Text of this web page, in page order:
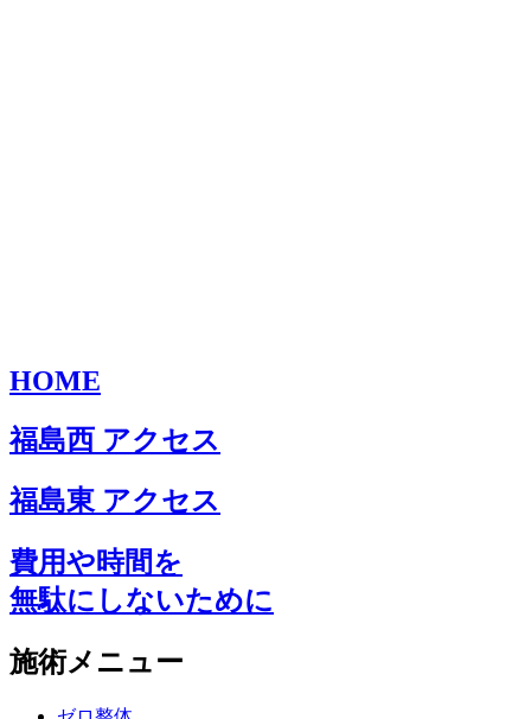
HOME
福島西 アクセス
福島東 アクセス
費用や時間を
無駄にしないために
施術メニュー